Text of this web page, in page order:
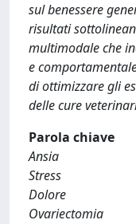
sul benessere
risultati
multimodale che
e
di ottimizzare gli
delle cure
Parola chiave
Ansia
Stress
Dolore
Ovariectomia